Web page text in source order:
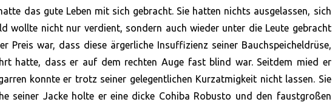
das gute Leben mit sich gebracht. Sie hatten nichts ausgelassen, sich
wollte nicht nur verdient, sondern auch wieder unter die Leute gebracht
Preis war, dass diese ärgerliche Insuffizienz seiner Bauchspeicheldrüse,
hatte, dass er auf dem rechten Auge fast blind war. Seitdem mied er
konnte er trotz seiner gelegentlichen Kurzatmigkeit nicht lassen. Sie
seiner Jacke holte er eine dicke Cohiba Robusto und den faustgroßen